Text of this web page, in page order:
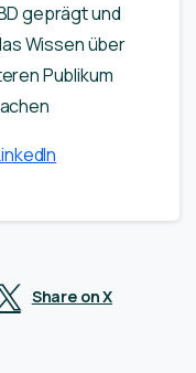
geprägt und
Wissen über
Publikum
Share on X